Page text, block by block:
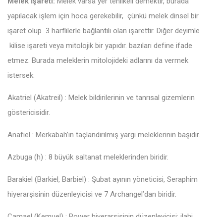
yapılacak işlem için hoca gerekebilir, çünkü melek dinsel bir
işaret olup 3 harflilerle bağlantılı olan işarettir. Diğer deyimle
kilise işareti veya mitolojik bir yapıdır. bazıları define ifade
etmez. Burada meleklerin mitolojideki adlarını da vermek
istersek:
Akatriel (Akatreil) : Melek bildirilerinin ve tanrısal gizemlerin
göstericisidir.
Anafiel : Merkabah’ın taçlandırılmış yargı meleklerinin başıdır.
Azbuga (h) : 8 büyük saltanat meleklerinden biridir.
Barakiel (Barkiel, Barbiel) : Şubat ayının yöneticisi, Seraphim
hiyerarşisinin düzenleyicisi ve 7 Archangel’dan biridir.